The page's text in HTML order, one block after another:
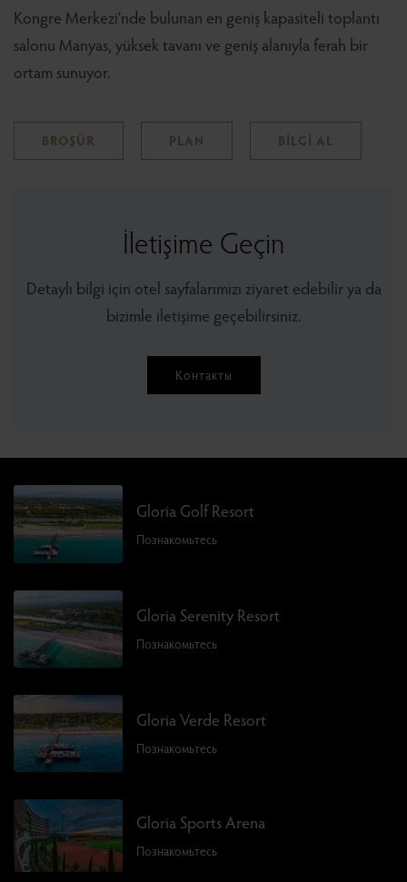
Kongre Merkezi’nde bulunan en geniş kapasiteli toplantı
salonu Manyas, yüksek tavanı ve geniş alanıyla ferah bir
ortam sunuyor.
BROŞÜR PLAN BİLGİ AL
İletişime Geçin
Detaylı bilgi için otel sayfalarımızı ziyaret edebilir ya da
bizimle iletişime geçebilirsiniz.
Контакты
Gloria Golf Resort
Познакомьтесь
Gloria Serenity Resort
Познакомьтесь
Gloria Verde Resort
Познакомьтесь
Gloria Sports Arena
Познакомьтесь